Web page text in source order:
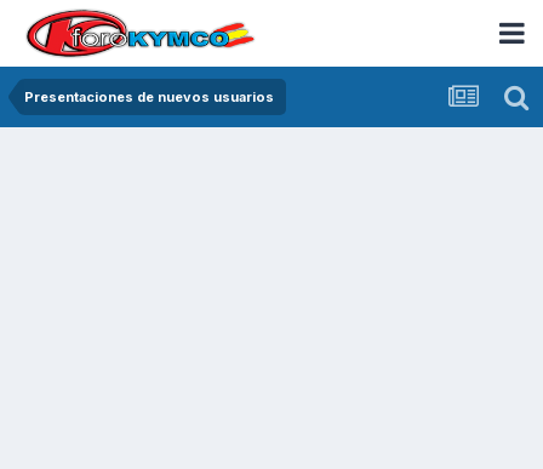
Presentaciones de nuevos usuarios